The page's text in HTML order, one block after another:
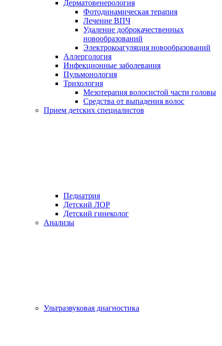
Дерматовенерология
Фотодинамическая терапия
Лечение ВПЧ
Удаление доброкачественных
новообразований
Электрокоагуляция новообразований
Аллергология
Инфекционные заболевания
Пульмонология
Трихология
Мезотерапия волосистой части головы
Средства от выпадения волос
Прием детских специалистов
Педиатрия
Детский ЛОР
Детский гинеколог
Анализы
Ультразвуковая диагностика